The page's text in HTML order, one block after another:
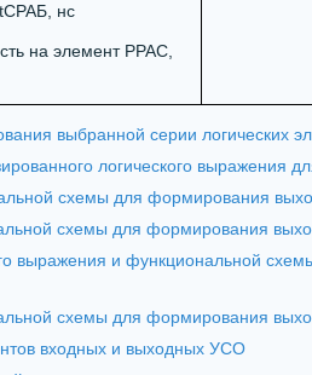
нс
на элемент РРАС,
выбранной серии логических
логического выражения
схемы для формирования
схемы для формирования
выражения и функциональной
схемы для формирования
входных и выходных УСО